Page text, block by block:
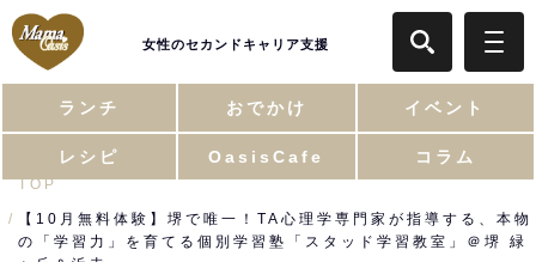
女性のセカンドキャリア支援
ランチ おでかけ イベント
レシピ OasisCafe コラム
TOP
【10月無料体験】堺で唯一！TA心理学専門家が指導する、本物
の「学習力」を育てる個別学習塾「スタッド学習教室」＠堺 緑